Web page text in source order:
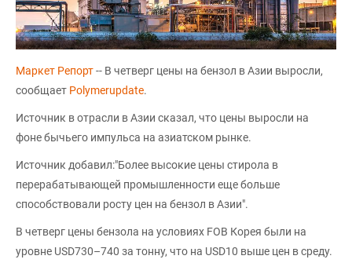
Маркет Репорт-- В четверг цены на бензол в Азии выросли,
сообщает Polymerupdate.
Источник в отрасли в Азии сказал, что цены выросли на
фоне бычьего импульса на азиатском рынке.
Источник добавил:"Более высокие цены стирола в
перерабатывающей промышленности еще больше
способствовали росту цен на бензол в Азии".
В четверг цены бензола на условиях FOB Корея были на
уровне USD730–740 за тонну, что на USD10 выше цен в среду.